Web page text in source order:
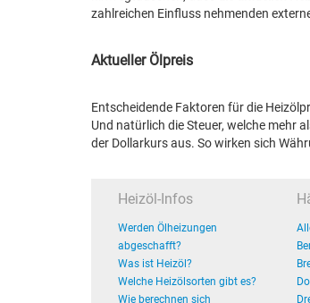
zahlreichen Einfluss nehmenden
Aktueller Ölpreis
Entscheidende Faktoren für die
Und natürlich die Steuer, welche mehr
der Dollarkurs aus. So wirken sich
Heizöl-Infos
Werden Ölheizungen
abgeschafft?
Was ist Heizöl?
Welche Heizölsorten gibt es?
Wie berechnen sich